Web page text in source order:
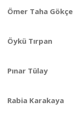
Ömer Taha Gökçe
Öykü Tırpan
Pınar Tülay
Rabia Karakaya